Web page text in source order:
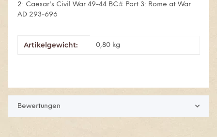
2: Caesar's Civil War 49-44 BC# Part 3: Rome at War
AD 293-696
Produkteigenschaft
Wert
Artikelgewicht: 0,80 kg
Bewertungen